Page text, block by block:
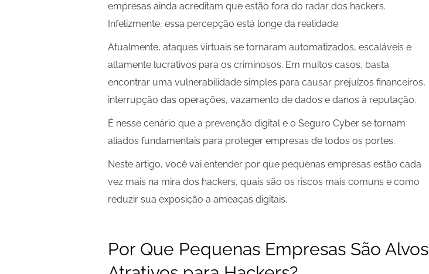
empresas ainda acreditam que estão fora do radar dos hackers.
Infelizmente, essa percepção está longe da realidade.
Atualmente, ataques virtuais se tornaram automatizados, escaláveis e
altamente lucrativos para os criminosos. Em muitos casos, basta
encontrar uma vulnerabilidade simples para causar prejuízos financeiros,
interrupção das operações, vazamento de dados e danos à reputação.
É nesse cenário que a prevenção digital e o Seguro Cyber se tornam
aliados fundamentais para proteger empresas de todos os portes.
Neste artigo, você vai entender por que pequenas empresas estão cada
vez mais na mira dos hackers, quais são os riscos mais comuns e como
reduzir sua exposição a ameaças digitais.
Por Que Pequenas Empresas São Alvos